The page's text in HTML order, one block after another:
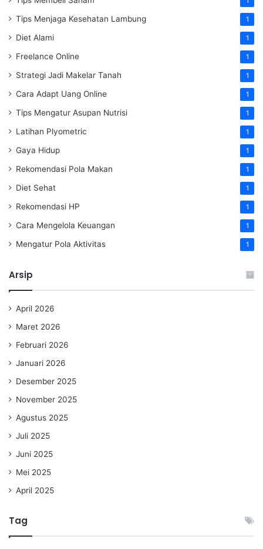
Tips Menjaga Kesehatan Lambung 1
Diet Alami 1
Freelance Online 1
Strategi Jadi Makelar Tanah 1
Cara Adapt Uang Online 1
Tips Mengatur Asupan Nutrisi 1
Latihan Plyometric 1
Gaya Hidup 1
Rekomendasi Pola Makan 1
Diet Sehat 1
Rekomendasi HP 1
Cara Mengelola Keuangan 1
Mengatur Pola Aktivitas 1
Arsip
April 2026
Maret 2026
Februari 2026
Januari 2026
Desember 2025
November 2025
Agustus 2025
Juli 2025
Juni 2025
Mei 2025
April 2025
Tag